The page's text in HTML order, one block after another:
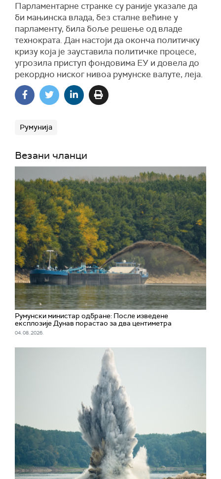
Парламентарне странке су раније указале да
би мањинска влада, без сталне већине у
парламенту, била боље решење од владе
технократа. Дан настоји да оконча политичку
кризу која је зауставила политичке процесе,
угрозила приступ фондовима ЕУ и довела до
рекордно ниског нивоа румунске валуте, леја.
Румунија
Везани чланци
Румунски министар одбране: После изведене
експлозије Дунав порастао за два центиметра
04. 08. 2026.